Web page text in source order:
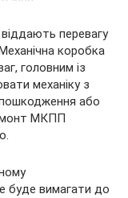
перевагу
коробка
головним із
механіку з
або
МКПП
буде вимагати до